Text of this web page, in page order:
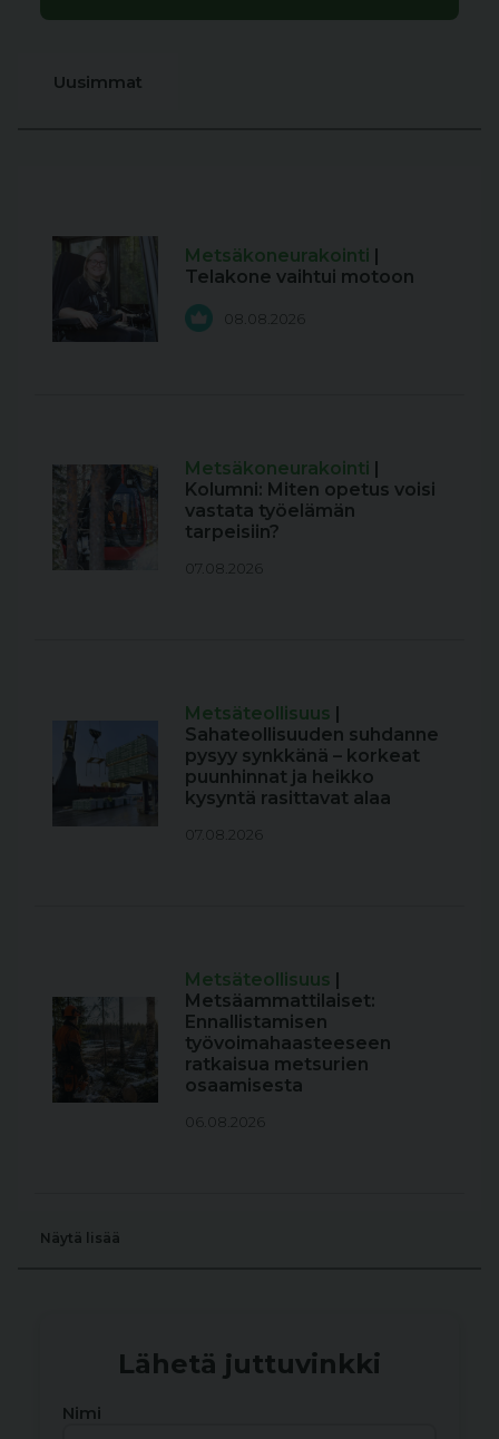
Uusimmat
Metsäkoneurakointi
Telakone vaihtui motoon
08.08.2026
Metsäkoneurakointi
Kolumni: Miten opetus voisi
vastata työelämän
tarpeisiin?
07.08.2026
Metsäteollisuus
Sahateollisuuden suhdanne
pysyy synkkänä – korkeat
puunhinnat ja heikko
kysyntä rasittavat alaa
07.08.2026
Metsäteollisuus
Metsäammattilaiset:
Ennallistamisen
työvoimahaasteeseen
ratkaisua metsurien
osaamisesta
06.08.2026
Näytä lisää
Lähetä juttuvinkki
Nimi